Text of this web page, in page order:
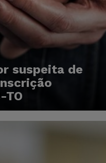
suspeita de
TO